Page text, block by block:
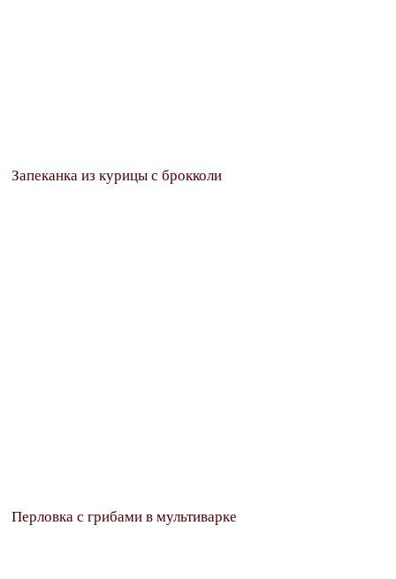
Запеканка из курицы с брокколи
Перловка с грибами в мультиварке